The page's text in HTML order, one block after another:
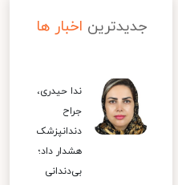
جدیدترین اخبار ها
ندا حیدری،
جراح
دندانپزشک
هشدار داد؛
بی‌دندانی